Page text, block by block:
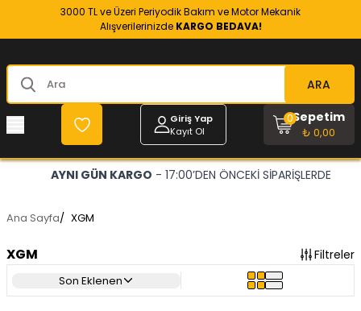
3000 TL ve Üzeri Periyodik Bakım ve Motor Mekanik
Alışverilerinizde KARGO BEDAVA!
ARA
Giriş Yap
Kayıt Ol
Sepetim
₺ 0,00
0
AYNI GÜN KARGO - 17:00’DEN ÖNCEKİ SİPARİŞLERDE
Ana Sayfa/ XGM
XGM Filtreler
Son Eklenen